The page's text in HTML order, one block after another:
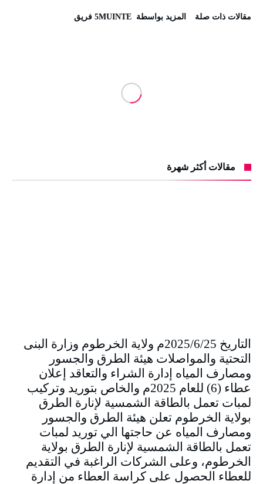
‫مقالات ذات صلة‬ ‫‫المزيد بواسطة‬ ‬ 5MUINTE فريق
مقالات أكثر شهرة
التاريخ 2025/6/25م ولاية الخرطوم وزارة البنى
التحتية والمواصلات هيئة الطرق والجسور
ومصارف المياه إدارة الشراء والتعاقد إعلان
عطاء (6) للعام 2025م والخاص بتوريد وتركيب
لمبات تعمل بالطاقة الشمسية لإنارة الطرق
بولاية الخرطوم تعلن هيئة الطرق والجسور
ومصارف المياه عن حاجتها الي توريد لمبات
تعمل بالطاقة الشمسية لإنارة الطرق بولاية
الخرطوم، وعلى الشركات الراغبة في التقديم
للعطاء الحصول على كراسة العطاء من إدارة